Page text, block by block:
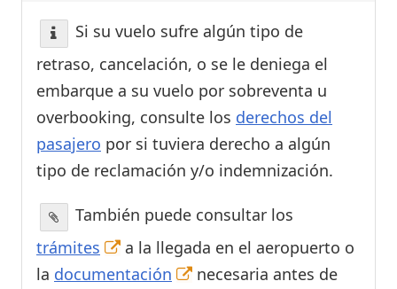
Si su vuelo sufre algún tipo de
retraso, cancelación, o se le deniega el
embarque a su vuelo por sobreventa u
overbooking, consulte los derechos del
pasajero por si tuviera derecho a algún
tipo de reclamación y/o indemnización.
También puede consultar los
trámites
a la llegada en el aeropuerto o
la documentación
necesaria antes de